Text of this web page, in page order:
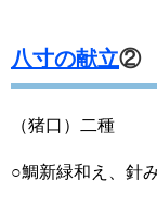
八寸の献立②
（猪口）二種
○鯛新緑和え、針